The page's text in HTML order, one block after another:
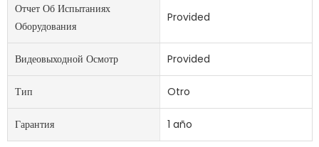
Отчет Об Испытаниях
Оборудования
Provided
Видеовыходной Осмотр Provided
Тип Otro
Гарантия 1 año